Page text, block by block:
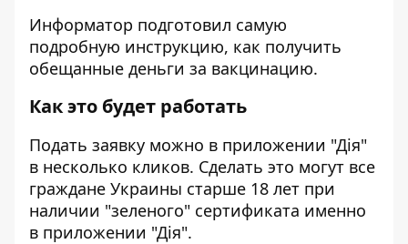
Информатор подготовил самую
подробную инструкцию, как получить
обещанные деньги за вакцинацию.
Как это будет работать
Подать заявку можно в приложении "Дія"
в несколько кликов. Сделать это могут все
граждане Украины старше 18 лет при
наличии "зеленого" сертификата именно
в приложении "Дія".